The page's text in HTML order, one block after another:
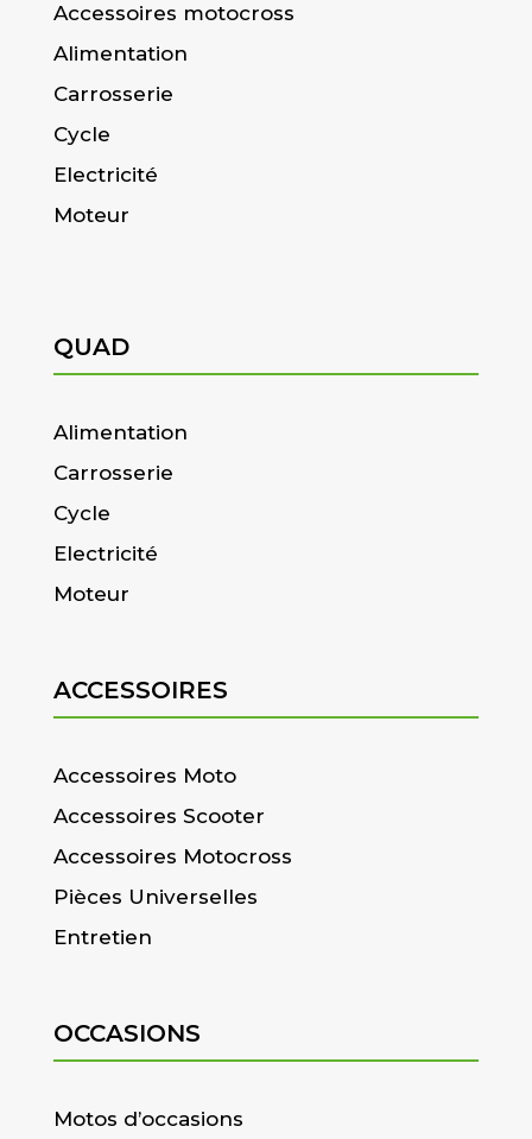
Accessoires motocross
Alimentation
Carrosserie
Cycle
Electricité
Moteur
QUAD
Alimentation
Carrosserie
Cycle
Electricité
Moteur
ACCESSOIRES
Accessoires Moto
Accessoires Scooter
Accessoires Motocross
Pièces Universelles
Entretien
OCCASIONS
Motos d’occasions